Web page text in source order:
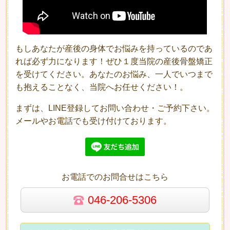
もしあなたが産後の身体でお悩みを持っているのであ
れば必ず力になります！ぜひ１度当院の産後骨盤矯正
を受けてください。あなたのお悩み、一人でいつまで
も抱えることなく、当院へお任せください！。
まずは、LINE登録してお問い合わせ・ご予約下さい。
メールやお電話でも受け付けております。
お電話でのお問合せはこちら
046-206-5306